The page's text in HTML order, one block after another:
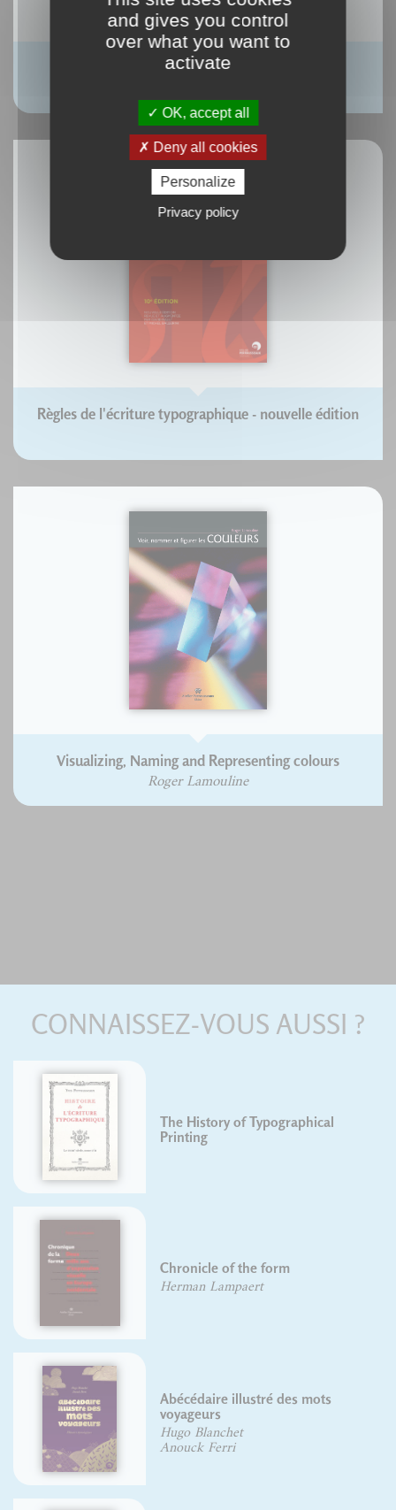
Printing and page layout
Règles de l'écriture typographique - nouvelle édition
Visualizing, Naming and Representing colours
Roger Lamouline
CONNAISSEZ-VOUS AUSSI ?
The language of images
Pierre Duplan
Histoire de l'écriture
typographique - Le XXe siècle II/
Jacques André
Typex
Olivier DELOYE
and gives you control
over what you want to
activate
OK, accept all
Deny all cookies
Personalize
Privacy policy